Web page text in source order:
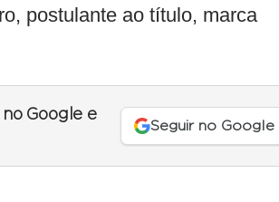
postulante ao título, marca
Google e
Seguir no Google